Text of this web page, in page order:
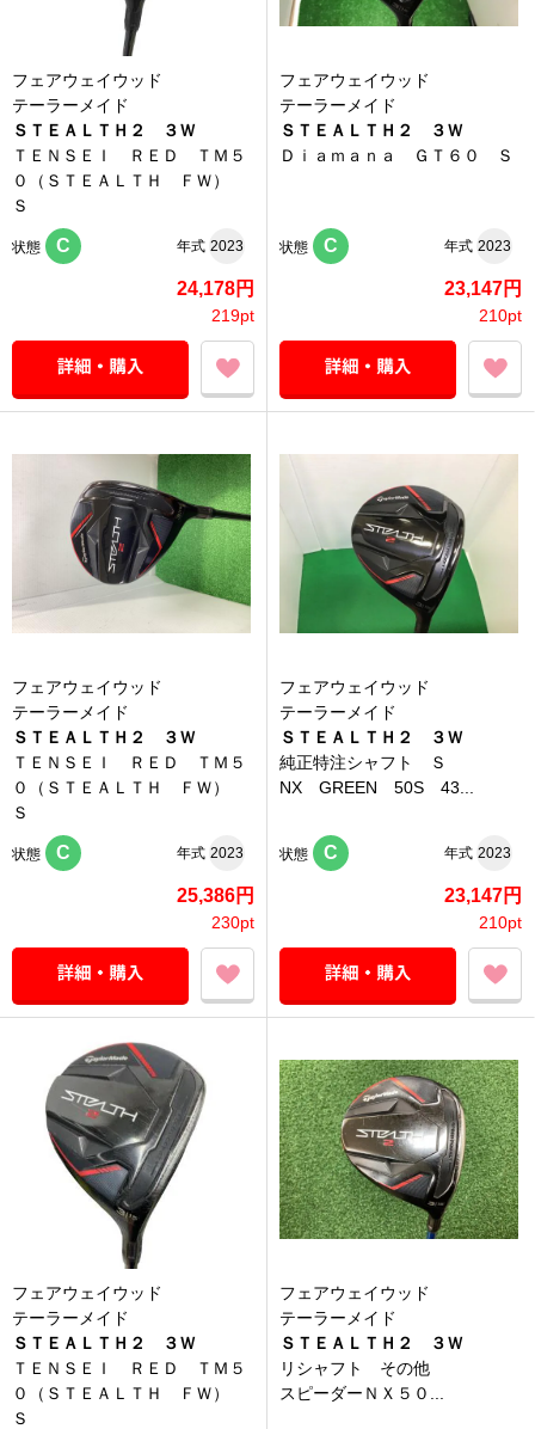
フェアウェイウッド
テーラーメイド
ＳＴＥＡＬＴＨ２ ３Ｗ
ＴＥＮＳＥＩ ＲＥＤ ＴＭ５
０（ＳＴＥＡＬＴＨ ＦＷ）
Ｓ
状態 C 年式 2023
24,178円
219pt
フェアウェイウッド
テーラーメイド
ＳＴＥＡＬＴＨ２ ３Ｗ
Ｄｉａｍａｎａ ＧＴ６０ Ｓ
状態 C 年式 2023
23,147円
210pt
フェアウェイウッド
テーラーメイド
ＳＴＥＡＬＴＨ２ ３Ｗ
ＴＥＮＳＥＩ ＲＥＤ ＴＭ５
０（ＳＴＥＡＬＴＨ ＦＷ）
Ｓ
状態 C 年式 2023
25,386円
230pt
フェアウェイウッド
テーラーメイド
ＳＴＥＡＬＴＨ２ ３Ｗ
純正特注シャフト Ｓ
NX GREEN 50S 43...
状態 C 年式 2023
23,147円
210pt
フェアウェイウッド
テーラーメイド
ＳＴＥＡＬＴＨ２ ３Ｗ
ＴＥＮＳＥＩ ＲＥＤ ＴＭ５
０（ＳＴＥＡＬＴＨ ＦＷ）
Ｓ
フェアウェイウッド
テーラーメイド
ＳＴＥＡＬＴＨ２ ３Ｗ
リシャフト その他
スピーダーＮＸ５０...